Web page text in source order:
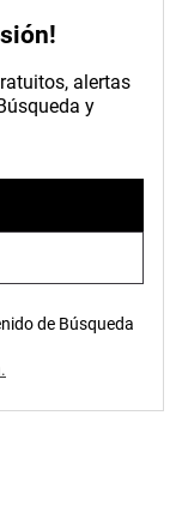
alertas
y
de Búsqueda